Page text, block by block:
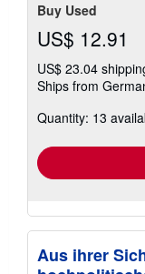
Buy Used
US$ 12.91
US$ 23.04
Ships from
Quantity: 13
Aus ihrer